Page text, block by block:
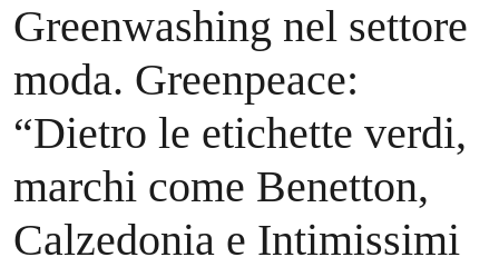
Greenwashing nel settore
moda. Greenpeace:
“Dietro le etichette verdi,
marchi come Benetton,
Calzedonia e Intimissimi